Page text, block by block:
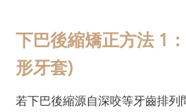
下巴後縮矯正方法 1
形牙套)
若下巴後縮源自深咬等牙齒排